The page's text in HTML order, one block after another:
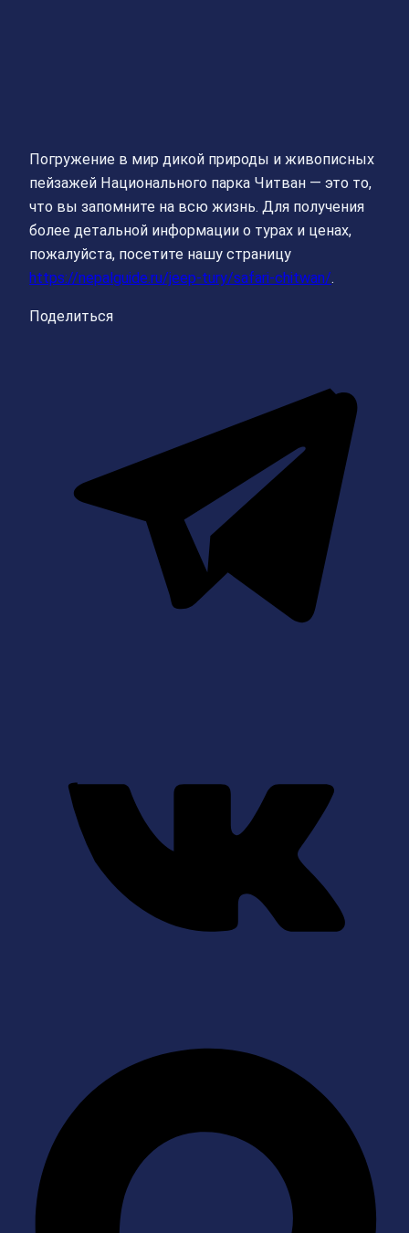
Погружение в мир дикой природы и живописных
пейзажей Национального парка Читван — это то,
что вы запомните на всю жизнь. Для получения
более детальной информации о турах и ценах,
пожалуйста, посетите нашу страницу
https://nepalguide.ru/jeep-tury/safari-chitwan/.
Поделиться